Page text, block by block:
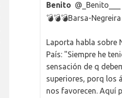
Benito @_Benito___
💣💣💣Barsa-Negreira
Laporta habla sobre
País: "Siempre he
sensación de q
superiores, porq los
nos favorecen. Aquí